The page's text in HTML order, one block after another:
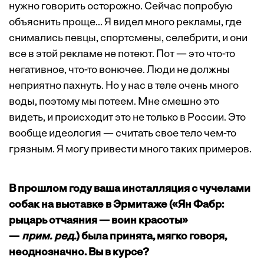
нужно говорить осторожно. Сейчас попробую
объяснить проще... Я видел много рекламы, где
снимались певцы, спортсмены, селебрити, и они
все в этой рекламе не потеют. Пот — это что-то
негативное, что-то вонючее. Люди не должны
неприятно пахнуть. Но у нас в теле очень много
воды, поэтому мы потеем. Мне смешно это
видеть, и происходит это не только в России. Это
вообще идеология — считать свое тело чем-то
грязным. Я могу привести много таких примеров.
В прошлом году ваша инсталляция с чучелами
собак на выставке в Эрмитаже («Ян Фабр:
рыцарь отчаяния — воин красоты»
— прим.ред.) была принята, мягко говоря,
неоднозначно. Вы в курсе?